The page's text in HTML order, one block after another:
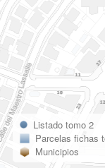
Listado tomo 2
Parcelas fichas
Municipios